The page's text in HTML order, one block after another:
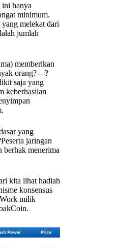
ini hanya
minimum.
melekat dari
jumlah
memberikan
orang?—?
saja yang
keberhasilan
yang
jaringan
berhak menerima
kita lihat hadiah
konsensus
milik